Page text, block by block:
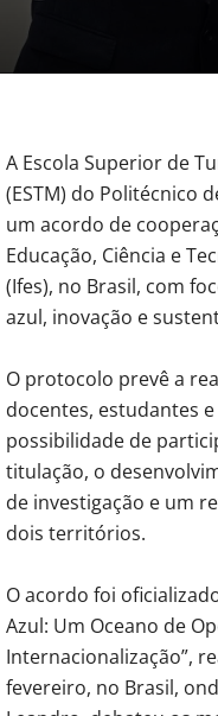
A Escola Superior de
(ESTM) do Politécnico
um acordo de
Educação, Ciência e
(Ifes), no Brasil, com
azul, inovação e
O protocolo prevê a
docentes, estudantes
possibilidade de
titulação, o
de investigação e um
dois territórios.
O acordo foi
Azul: Um Oceano de
Internacionalização”,
fevereiro, no Brasil,